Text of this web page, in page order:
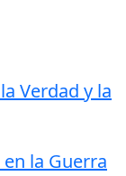
Verdad y la
la Guerra